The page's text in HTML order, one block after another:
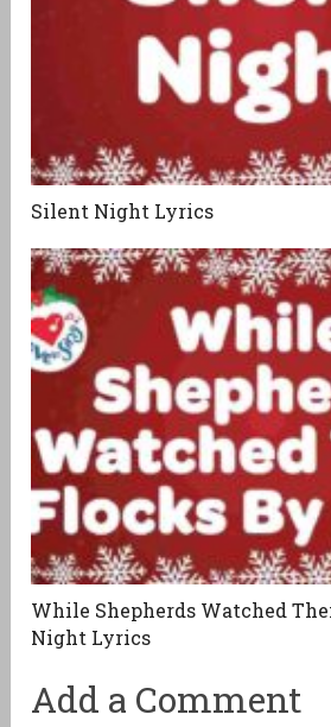
Silent Night Lyrics
While Shepherds Watched
Night Lyrics
Add a Comment